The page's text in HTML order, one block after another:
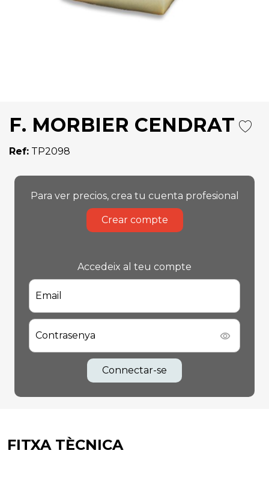
F. MORBIER CENDRAT
Ref: TP2098
Para ver precios, crea tu cuenta profesional
Crear compte
Accedeix al teu compte
Email
Contrasenya
Connectar-se
FITXA TÈCNICA